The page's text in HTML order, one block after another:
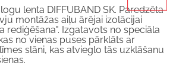
lenta DIFFUBAND SK. Paredzēta
montāžas aiļu ārējai izolācijai
rediģēšana". Izgatavots no speciāla
no vienas puses pārklāts ar
slāni, kas atvieglo tās uzklāšanu